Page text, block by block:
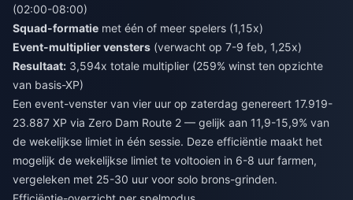
(02:00-08:00)
Squad-formatie met één of meer spelers (1,15x)
Event-multiplier vensters (verwacht op 7-9 feb, 1,25x)
Resultaat: 3,594x totale multiplier (259% winst ten opzichte
van basis-XP)
Een event-venster van vier uur op zaterdag genereert 17.919-
23.887 XP via Zero Dam Route 2 — gelijk aan 11,9-15,9% van
de wekelijkse limiet in één sessie. Deze efficiëntie maakt het
mogelijk de wekelijkse limiet te voltooien in 6-8 uur farmen,
vergeleken met 25-30 uur voor solo brons-grinden.